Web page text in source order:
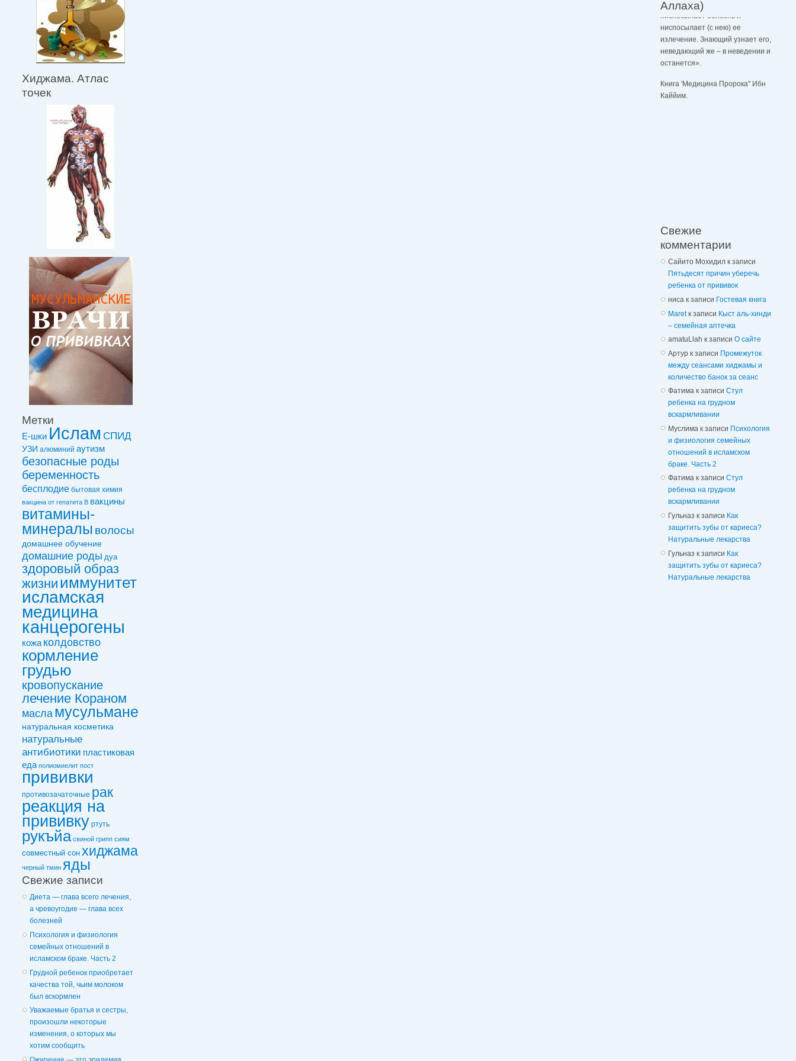
Хиджама. Атлас
точек
Метки
Е-шки Ислам СПИД
УЗИ алюминий аутизм
безопасные роды
беременность
бесплодие бытовая химия
вакцинa от гепатита В вакцины
витамины-
минералы волосы
домашнее обучение
домашние роды дуа
здоровый образ
жизни иммунитет
исламская
медицина
канцерогены
кожа колдовствo
кормление
грудью
кровопускание
лечение Кораном
масла мусульмане
натуральная косметика
натуральные
антибиотики пластиковая
еда полиомиелит пост
прививки
противозачаточные рак
реакция на
прививку ртуть
рукъйа свиной грипп сиям
совместный сон хиджама
черный тмин яды
Свежие записи
Диета — глава всего лечения,
а чревоугодие — глава всех
болезней
Психология и физиология
семейных отношений в
исламском браке. Часть 2
Грудной ребенок приобретает
качества той, чьим молоком
был вскормлен
Уважаемые братья и сестры,
произошли некоторые
изменения, о которых мы
хотим сообщить
Аллаха)
ниспосылает болезнь и
ниспосылает (с нею) ее
излечение. Знающий узнает его,
неведающий же – в неведении и
останется».
Каййим.
Свежие
комментарии
Сайито Мохидил к записи
Пятьдесят причин уберечь
ребенка от прививок
ниса к записи Гостевая книга
Maretк записи Кыст аль-хинди
– семейная аптечка
amatuLlah к записи О сайте
Артур к записи Промежуток
между сеансами хиджамы и
количество банок за сеанс
Фатима к записи Стул
ребенка на грудном
вскармливании
Муслима к записи Психология
и физиология семейных
отношений в исламском
браке. Часть 2
Фатима к записи Стул
ребенка на грудном
вскармливании
Гульназ к записи Как
защитить зубы от кариеса?
Натуральные лекарства
Гульназ к записи Как
защитить зубы от кариеса?
Натуральные лекарства